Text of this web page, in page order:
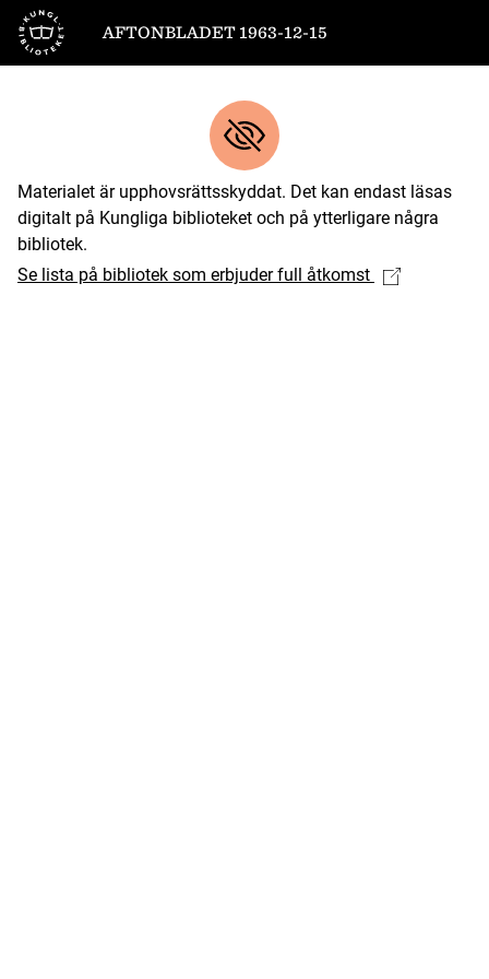
Till startsidan
AFTONBLADET 1963-12-15
Materialet är upphovsrättsskyddat. Det kan endast läsas
digitalt på Kungliga biblioteket och på ytterligare några
bibliotek.
Se lista på bibliotek som erbjuder full åtkomst